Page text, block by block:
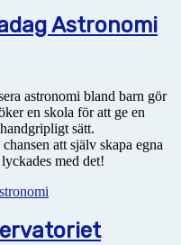
Astronomi
astronomi bland barn gör
en skola för att ge en
sätt.
att själv skapa egna
med det!